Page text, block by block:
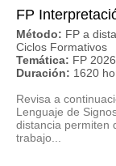
FP
Método: FP a
Ciclos Formativos
Temática: FP 2026
Duración: 1620
Revisa a
Lenguaje de
distancia permiten
trabajo...